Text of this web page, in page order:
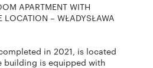
APARTMENT WITH
LOCATION – WŁADYSŁAWA
in 2021, is located
building is equipped with